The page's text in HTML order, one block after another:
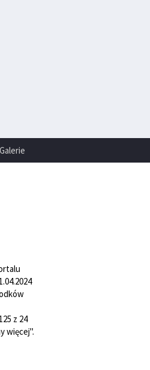
Galerie
z 24
więcej".